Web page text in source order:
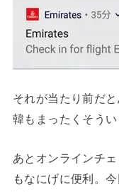
それが当たり前だ
韓もまったくそうい
あとオンラインチ
もなにげに便利。